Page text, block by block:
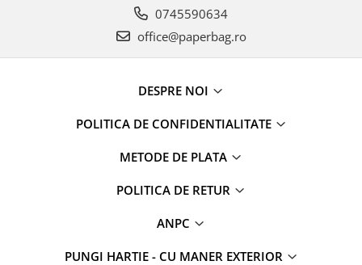
0745590634
office@paperbag.ro
DESPRE NOI
POLITICA DE CONFIDENTIALITATE
METODE DE PLATA
POLITICA DE RETUR
ANPC
PUNGI HARTIE - CU MANER EXTERIOR